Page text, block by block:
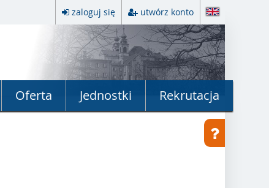
zaloguj się utwórz konto
Oferta Jednostki Rekrutacja